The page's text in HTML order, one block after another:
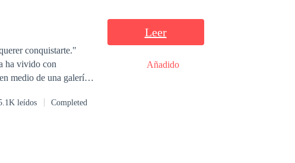
conquistarte."
ha vivido con
medio de una galería
que tanto busca.
leídos Completed
Leer
Añadido